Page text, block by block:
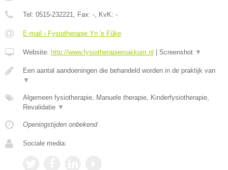
Tel: 0515-232221 , Fax: - , KvK: -
E-mail › Fysiotherapie Yn 'e Fûke
Website: http://www.fysiotherapiemakkum.nl | Screenshot ▼
Een aantal aandoeningen die behandeld worden in de praktijk van
▼
Algemeen fysiotherapie, Manuele therapie, Kinderfysiotherapie,
Revalidatie ▼
Openingstijden onbekend
Sociale media: